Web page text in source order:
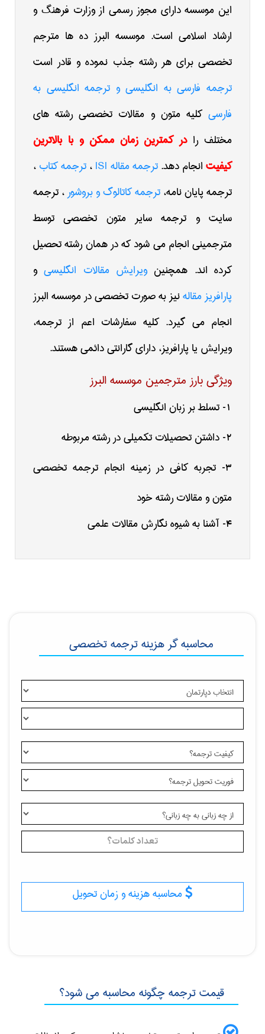
این موسسه دارای مجوز رسمی از وزارت فرهنگ و
ارشاد اسلامی است. موسسه البرز ده ها مترجم
تخصصی برای هر رشته جذب نموده و قادر است
ترجمه فارسی به انگلیسی و ترجمه انگلیسی به
فارسیکلیه متون و مقالات تخصصی رشته های
مختلف رادر کمترین زمان ممکن و با بالاترین
کیفیتانجام دهد.ترجمه مقاله ISI ،ترجمه کتاب،
ترجمه پایان نامه،ترجمه کاتالوگ و بروشور، ترجمه
سایت و ترجمه سایر متون تخصصی توسط
مترجمینی انجام می شود که در همان رشته تحصیل
کرده اند. همچنین ویرایش مقالات انگلیسی و
پارافریز مقالهنیز به صورت تخصصی در موسسه البرز
انجام می گیرد. کلیه سفارشات اعم از ترجمه،
ویرایش یا پارافریز، دارای گارانتی دائمی هستند.
ویژگی بارز مترجمین موسسه البرز
1- تسلط بر زبان انگلیسی
2- داشتن تحصیلات تکمیلی در رشته مربوطه
3-
تجربه کافی در زمینه انجام ترجمه تخصصی
متون و مقالات رشته خود
4- آشنا به شیوه نگارش مقالات علمی
محاسبه گر هزینه ترجمه تخصصی
محاسبه هزینه و زمان تحویل
قیمت ترجمه چگونه محاسبه می شود؟